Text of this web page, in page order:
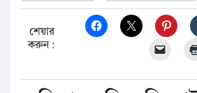
শেয়ার
করুন: